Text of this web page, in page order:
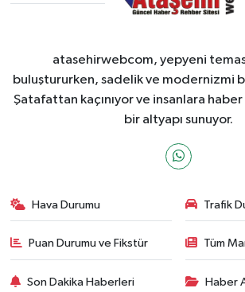
atasehirwebcom, yepyeni
buluştururken, sadelik ve modernizmi
Şatafattan kaçınıyor ve insanlara
bir altyapı sunuyor.
Hava Durumu Trafik
Puan Durumu ve Fikstür Tüm
Son Dakika Haberleri Haber